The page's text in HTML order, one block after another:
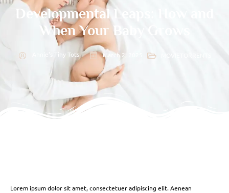
Developmental Leaps: How and
When Your Baby Grows
Annie's Tiny Tots March 2, 2025
Lorem ipsum dolor sit amet, consectetuer adipiscing elit. Aenean